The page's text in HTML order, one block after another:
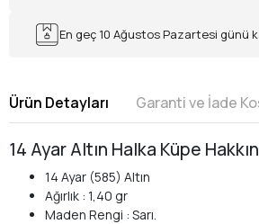
En geç 10 Ağustos Pazartesi günü
Ürün Detayları Garanti ve İade
14 Ayar Altın Halka Küpe
14 Ayar (585) Altın
Ağırlık : 1,40 gr
Maden Rengi : Sarı.